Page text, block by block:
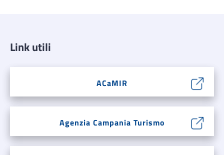
Link utili
ACaMIR
Agenzia Campania Turismo